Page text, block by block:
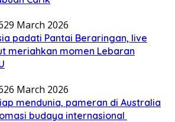
29 March 2026
padati Pantai Beraringan, live
meriahkan momen Lebaran
26 March 2026
mendunia, pameran di Australia
budaya internasional